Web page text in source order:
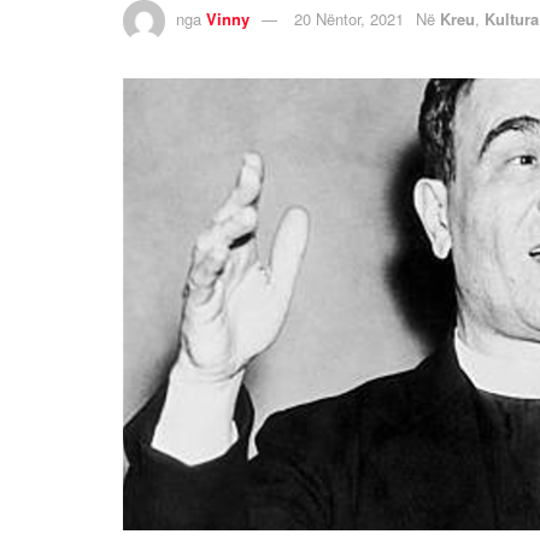
nga Vinny 20 Nëntor, 2021 Në Kreu, Kultura